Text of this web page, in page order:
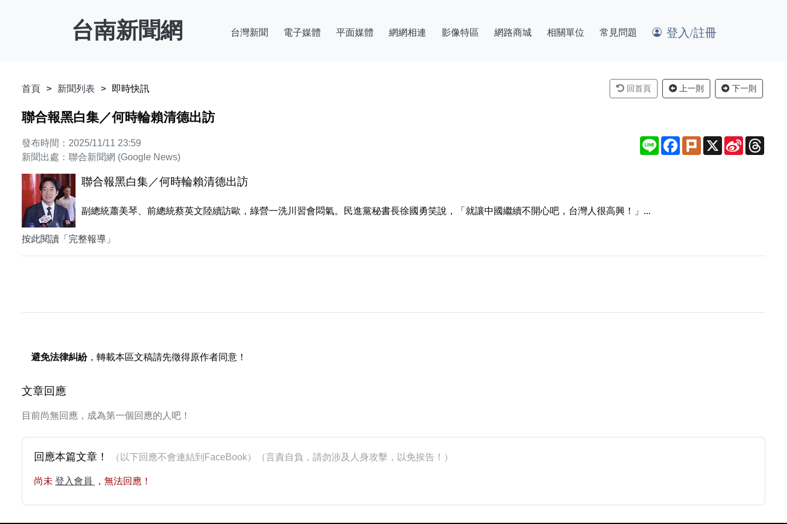
台南新聞網 台灣新聞 電子媒體 平面媒體 網網相連 影像特區 網路商城 相關單位 常見問題 登入/註冊
首頁 新聞列表 即時快訊 回首頁 上一則 下一則
聯合報黑白集／何時輪賴清德出訪
發布時間：2025/11/11 23:59
新聞出處：聯合新聞網 (Google News)
Line Facebook
Plurk X
Sina
Weibo
聯合報黑白集／何時輪賴清德出訪
副總統蕭美琴、前總統蔡英文陸續訪歐，綠營一洗川習會悶氣。民進黨秘書長徐國勇笑說，「就讓中國繼續不開心吧，台灣人很高興！」...
按此閱讀「完整報導」
避免法律糾紛，轉載本區文稿請先徵得原作者同意！
文章回應
目前尚無回應，成為第一個回應的人吧！
回應本篇文章！ （以下回應不會連結到FaceBook）（言責自負，請勿涉及人身攻擊，以免挨告！）
尚未 登入會員 ，無法回應！